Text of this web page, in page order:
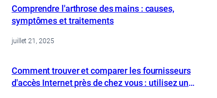
Comprendre l'arthrose des mains : causes,
symptômes et traitements
juillet 21, 2025
Comment trouver et comparer les fournisseurs
d'accès Internet près de chez vous : utilisez un